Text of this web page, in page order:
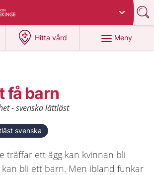
region
Hitta vård
på 1177.se
Meny
få barn
- svenska lättläst
svenska
träffar ett ägg kan kvinnan bli
bli ett barn. Men ibland funkar